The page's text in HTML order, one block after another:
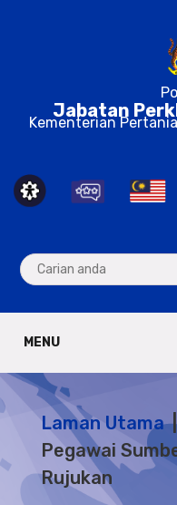
Jabatan
Kementerian
MENU
Laman Utama
Pegawai
Rujukan